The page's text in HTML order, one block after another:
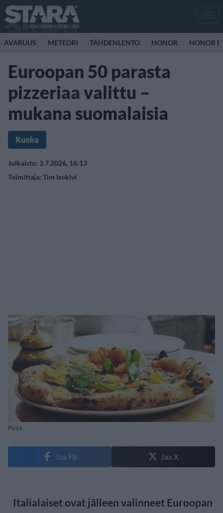
AVARUUS METEORI TÄHDENLENTO HONOR HONOR
Euroopan 50 parasta
pizzeriaa valittu –
mukana suomalaisia
Ruoka
Julkaistu: 3.7.2026, 16:13
Toimittaja: Tim Isokivi
Pizza
Jaa FB Jaa X
Italialaiset ovat jälleen valinneet Euroopan